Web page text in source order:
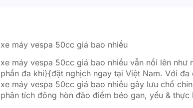
xe máy vespa 50cc giá bao nhiều
xe máy vespa 50cc giá bao nhiều vẫn nổi lên
phần đa khi}{đặt nghịch ngay tại Việt Nam. Với
xe máy vespa 50cc giá bao nhiều gây lưu chổ
phân tích đông hòn đảo điểm béo gan, yếu &